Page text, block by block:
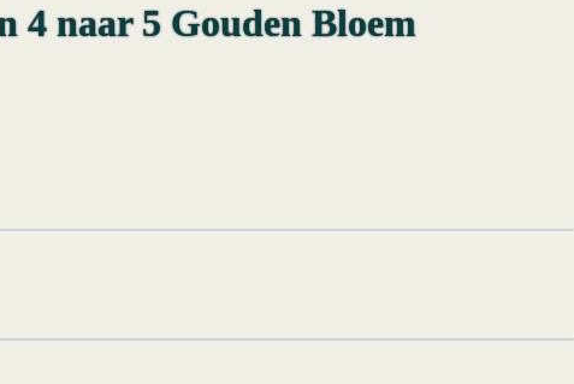
4 naar 5 Gouden Bloem